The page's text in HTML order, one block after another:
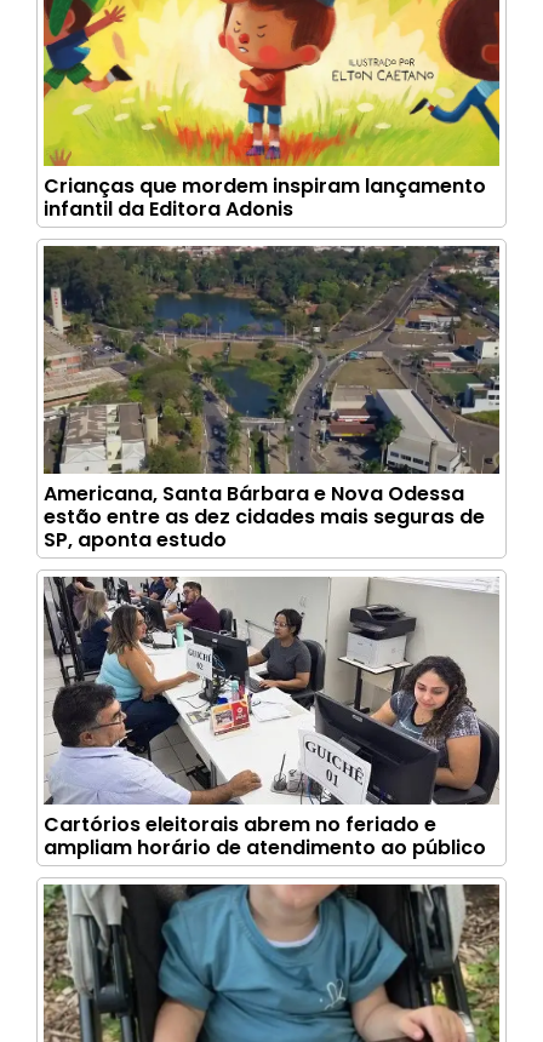
Crianças que mordem inspiram lançamento
infantil da Editora Adonis
Americana, Santa Bárbara e Nova Odessa
estão entre as dez cidades mais seguras de
SP, aponta estudo
Cartórios eleitorais abrem no feriado e
ampliam horário de atendimento ao público